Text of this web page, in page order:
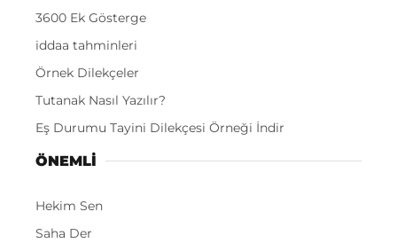
3600 Ek Gösterge
iddaa tahminleri
Örnek Dilekçeler
Tutanak Nasıl Yazılır?
Eş Durumu Tayini Dilekçesi Örneği İndir
ÖNEMLI
Hekim Sen
Saha Der